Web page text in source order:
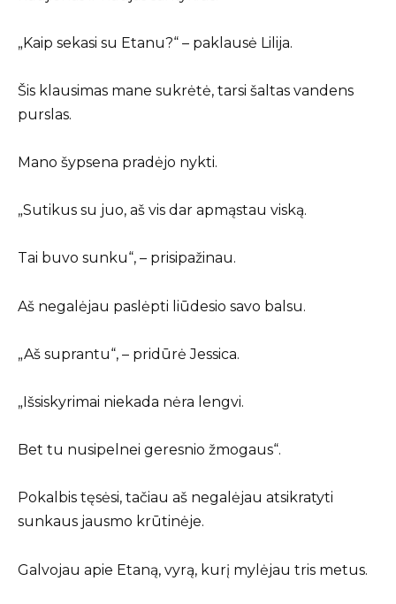
„Kaip sekasi su Etanu?“ – paklausė Lilija.
Šis klausimas mane sukrėtė, tarsi šaltas vandens
purslas.
Mano šypsena pradėjo nykti.
„Sutikus su juo, aš vis dar apmąstau viską.
Tai buvo sunku“, – prisipažinau.
Aš negalėjau paslėpti liūdesio savo balsu.
„Aš suprantu“, – pridūrė Jessica.
„Išsiskyrimai niekada nėra lengvi.
Bet tu nusipelnei geresnio žmogaus“.
Pokalbis tęsėsi, tačiau aš negalėjau atsikratyti
sunkaus jausmo krūtinėje.
Galvojau apie Etaną, vyrą, kurį mylėjau tris metus.